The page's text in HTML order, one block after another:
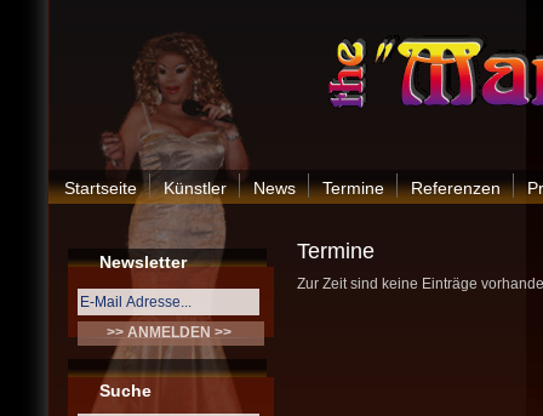
Startseite Künstler News Termine Referenzen
Newsletter
Suche
Termine
Zur Zeit sind keine Einträge